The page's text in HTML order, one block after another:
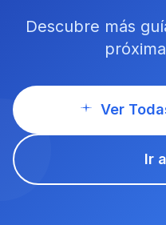
Descubre más
Ver
Ir